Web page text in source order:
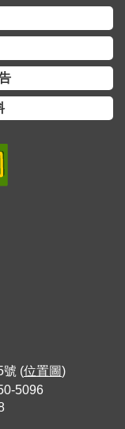
號 (位置圖)
5096